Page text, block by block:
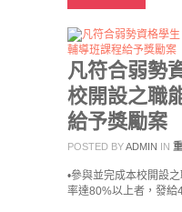
凡符合弱勢
校開設之職
給予獎勵案
POSTED BYADMIN IN
•參與並完成本校開設
率達80%以上者，發